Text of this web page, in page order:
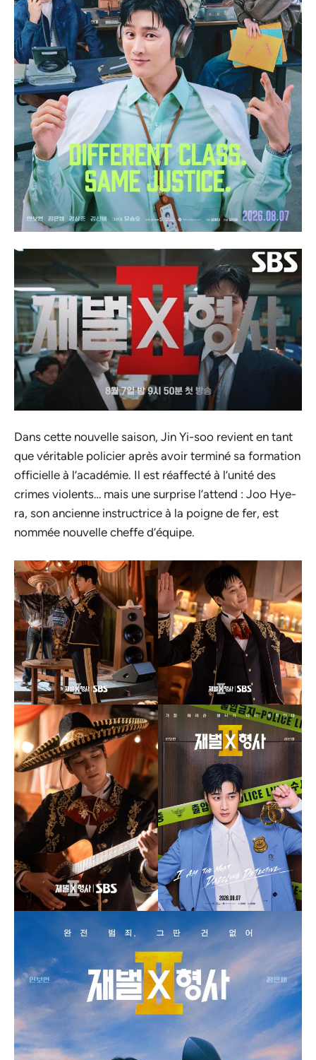
Dans cette nouvelle saison, Jin Yi-soo revient en tant
que véritable policier après avoir terminé sa formation
officielle à l’académie. Il est réaffecté à l’unité des
crimes violents… mais une surprise l’attend : Joo Hye-
ra, son ancienne instructrice à la poigne de fer, est
nommée nouvelle cheffe d’équipe.